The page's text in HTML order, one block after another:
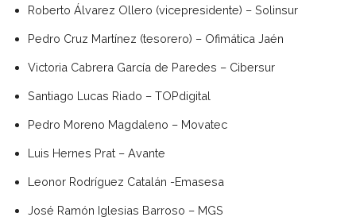
Roberto Álvarez Ollero (vicepresidente) – Solinsur
Pedro Cruz Martínez (tesorero) – Ofimática Jaén
Victoria Cabrera García de Paredes – Cibersur
Santiago Lucas Riado – TOPdigital
Pedro Moreno Magdaleno – Movatec
Luis Hernes Prat – Avante
Leonor Rodríguez Catalán -Emasesa
José Ramón Iglesias Barroso – MGS